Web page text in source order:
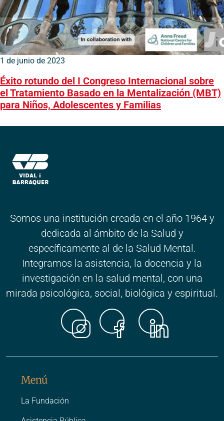
1 de junio de 2023
Éxito rotundo del I Congreso Internacional sobre
el Tratamiento Basado en la Mentalización (MBT)
para Niños, Adolescentes y Familias
Somos una institución creada en el año 1964 y
dedicada al ámbito de la Salud y
específicamente al de la Salud Mental.
Integramos la asistencia, la docencia y la
investigación en la salud mental, con una
mirada psicológica, social, biológica y espiritual.
Menú
La Fundación